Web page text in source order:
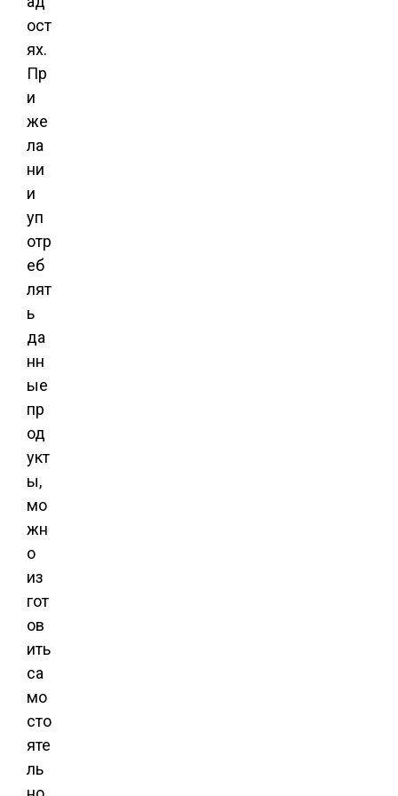
ост
ях.
Пр
и
же
ла
ни
и
уп
отр
еб
лят
ь
да
нн
ые
пр
од
укт
ы,
мо
жн
о
из
гот
ов
ить
са
мо
сто
яте
ль